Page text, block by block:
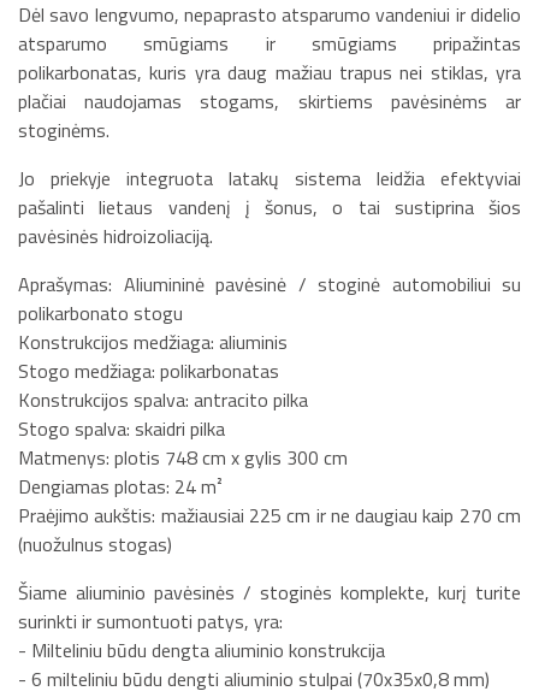
Dėl savo lengvumo, nepaprasto atsparumo vandeniui ir didelio
atsparumo smūgiams ir smūgiams pripažintas
polikarbonatas, kuris yra daug mažiau trapus nei stiklas, yra
plačiai naudojamas stogams, skirtiems pavėsinėms ar
stoginėms.
Jo priekyje integruota latakų sistema leidžia efektyviai
pašalinti lietaus vandenį į šonus, o tai sustiprina šios
pavėsinės hidroizoliaciją.
Aprašymas: Aliumininė pavėsinė / stoginė automobiliui su
polikarbonato stogu
Konstrukcijos medžiaga: aliuminis
Stogo medžiaga: polikarbonatas
Konstrukcijos spalva: antracito pilka
Stogo spalva: skaidri pilka
Matmenys: plotis 748 cm x gylis 300 cm
Dengiamas plotas: 24 m²
Praėjimo aukštis: mažiausiai 225 cm ir ne daugiau kaip 270 cm
(nuožulnus stogas)
Šiame aliuminio pavėsinės / stoginės komplekte, kurį turite
surinkti ir sumontuoti patys, yra:
- Milteliniu būdu dengta aliuminio konstrukcija
- 6 milteliniu būdu dengti aliuminio stulpai (70x35x0,8 mm)